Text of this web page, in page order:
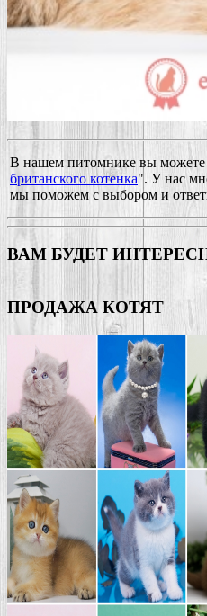
В нашем питомнике вы
британского котенка". У нас
мы поможем с выбором и
ВАМ БУДЕТ
ПРОДАЖА КОТЯТ